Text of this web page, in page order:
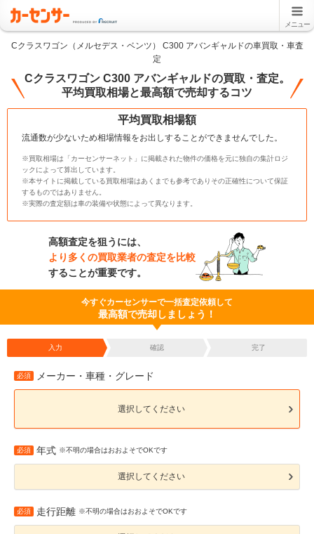
メニュー
Cクラスワゴン（メルセデス・ベンツ） C300 アバンギャルドの車買取・車査
定
Cクラスワゴン C300 アバンギャルドの買取・査定。
平均買取相場と最高額で売却するコツ
平均買取相場額
流通数が少ないため相場情報をお出しすることができませんでした。
※買取相場は「カーセンサーネット」に掲載された物件の価格を元に独自の集計ロジ
ックによって算出しています。
※本サイトに掲載している買取相場はあくまでも参考でありその正確性について保証
するものではありません。
※実際の査定額は車の装備や状態によって異なります。
高額査定を狙うには、
より多くの買取業者の査定を比較
することが重要です。
今すぐカーセンサーで一括査定依頼して
最高額で売却しましょう！
入力 確認 完了
必須 メーカー・車種・グレード
選択してください
必須 年式 ※不明の場合はおおよそでOKです
選択してください
必須 走行距離 ※不明の場合はおおよそでOKです